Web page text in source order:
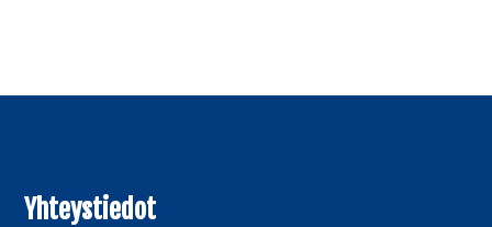
Yhteystiedot